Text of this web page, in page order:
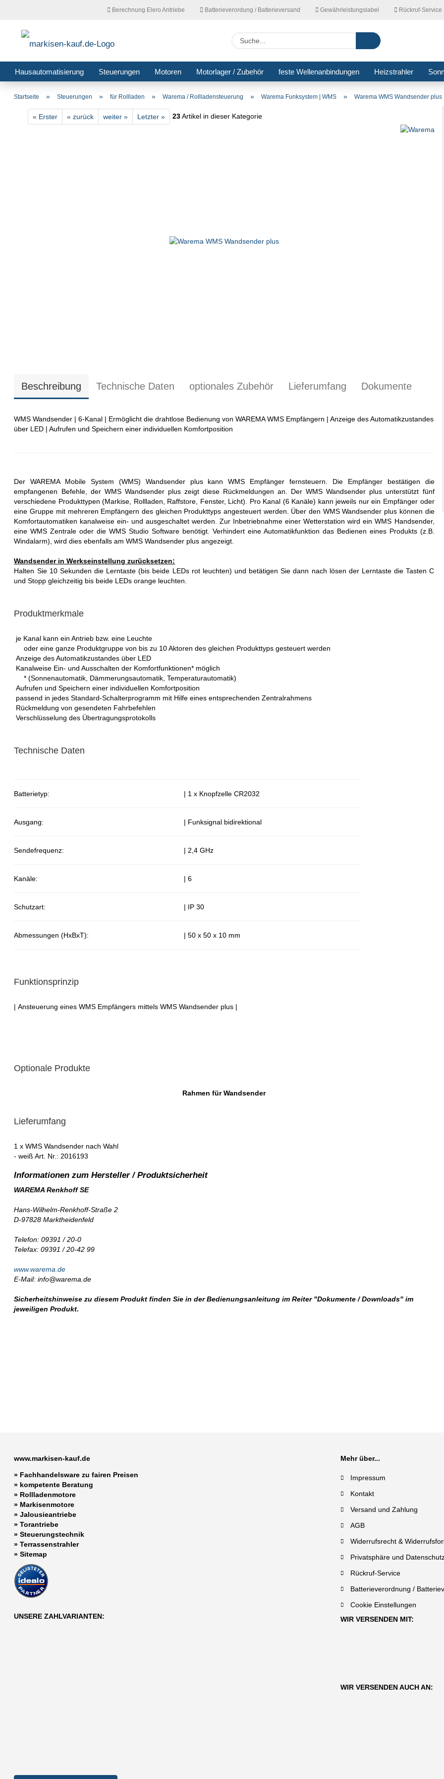
Berechnung Elero Antriebe Batterieverordung / Batterieversand Gewährleistungslabel Rückruf-Service
Suche...
Hausautomatisierung Steuerungen Motoren Motorlager / Zubehör feste Wellenanbindungen Heizstrahler
Startseite » Steuerungen » für Rollladen » Warema / Rollladensteuerung » Warema Funksystem | WMS » Warema WMS Wandsender plus
« Erster « zurück weiter » Letzter » 23Artikel in dieser Kategorie
Beschreibung Technische Daten optionales Zubehör Lieferumfang Dokumente
WMS Wandsender | 6-Kanal | Ermöglicht die drahtlose Bedienung von WAREMA WMS Empfängern | Anzeige des Automatikzustandes
über LED | Aufrufen und Speichern einer individuellen Komfortposition
Der WAREMA Mobile System (WMS) Wandsender plus kann WMS Empfänger fernsteuern. Die Empfänger bestätigen die
empfangenen Befehle, der WMS Wandsender plus zeigt diese Rückmeldungen an. Der WMS Wandsender plus unterstützt fünf
verschiedene Produkttypen (Markise, Rollladen, Raffstore, Fenster, Licht). Pro Kanal (6 Kanäle) kann jeweils nur ein Empfänger oder
eine Gruppe mit mehreren Empfängern des gleichen Produkttyps angesteuert werden. Über den WMS Wandsender plus können die
Komfortautomatiken kanalweise ein- und ausgeschaltet werden. Zur Inbetriebnahme einer Wetterstation wird ein WMS Handsender,
eine WMS Zentrale oder die WMS Studio Software benötigt. Verhindert eine Automatikfunktion das Bedienen eines Produkts (z.B.
Windalarm), wird dies ebenfalls am WMS Wandsender plus angezeigt.
Wandsender in Werkseinstellung zurücksetzen:
Halten Sie 10 Sekunden die Lerntaste (bis beide LEDs rot leuchten) und betätigen Sie dann nach lösen der Lerntaste die Tasten C
und Stopp gleichzeitig bis beide LEDs orange leuchten.
Produktmerkmale
je Kanal kann ein Antrieb bzw. eine Leuchte
oder eine ganze Produktgruppe von bis zu 10 Aktoren des gleichen Produkttyps gesteuert werden
Anzeige des Automatikzustandes über LED
Kanalweise Ein- und Ausschalten der Komfortfunktionen* möglich
* (Sonnenautomatik, Dämmerungsautomatik, Temperaturautomatik)
Aufrufen und Speichern einer individuellen Komfortposition
passend in jedes Standard-Schalterprogramm mit Hilfe eines entsprechenden Zentralrahmens
Rückmeldung von gesendeten Fahrbefehlen
Verschlüsselung des Übertragungsprotokolls
Technische Daten
Batterietyp: | 1 x Knopfzelle CR2032
Ausgang: | Funksignal bidirektional
Sendefrequenz: | 2,4 GHz
Kanäle: | 6
Schutzart: | IP 30
Abmessungen (HxBxT): | 50 x 50 x 10 mm
Funktionsprinzip
| Ansteuerung eines WMS Empfängers mittels WMS Wandsender plus |
Optionale Produkte
Rahmen für Wandsender
Lieferumfang
1 x WMS Wandsender nach Wahl
- weiß Art. Nr.: 2016193
WAREMA Renkhoff SE
Hans-Wilhelm-Renkhoff-Straße 2
D-97828 Marktheidenfeld
Telefon: 09391 / 20-0
Telefax: 09391 / 20-42 99
www.warema.de
E-Mail: info@warema.de
Sicherheitshinweise zu diesem Produkt finden Sie in der Bedienungsanleitung im Reiter "Dokumente / Downloads" im
jeweiligen Produkt.
www.markisen-kauf.de
» Fachhandelsware zu fairen Preisen
» kompetente Beratung
» Rollladenmotore
» Markisenmotore
»Jalousieantriebe
»Torantriebe
» Steuerungstechnik
»Terrassenstrahler
»Sitemap
Mehr über...
Impressum
Kontakt
Versand und Zahlung
AGB
Widerrufsrecht &
Privatsphäre und
Rückruf-Service
Batterieverordnung /
Cookie Einstellungen
UNSERE ZAHLVARIANTEN:
WIR VERSENDEN MIT:
WIR VERSENDEN AUCH AN: